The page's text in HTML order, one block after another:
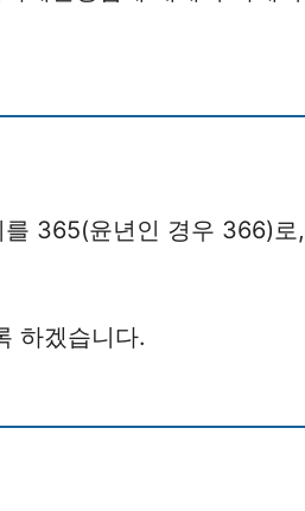
365(윤년인 경우 366)로,
하겠습니다.